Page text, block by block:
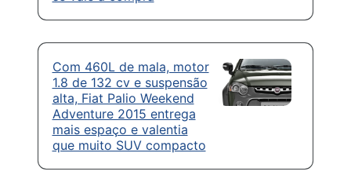
Com 460L de mala, motor
1.8 de 132 cv e suspensão
alta, Fiat Palio Weekend
Adventure 2015 entrega
mais espaço e valentia
que muito SUV compacto